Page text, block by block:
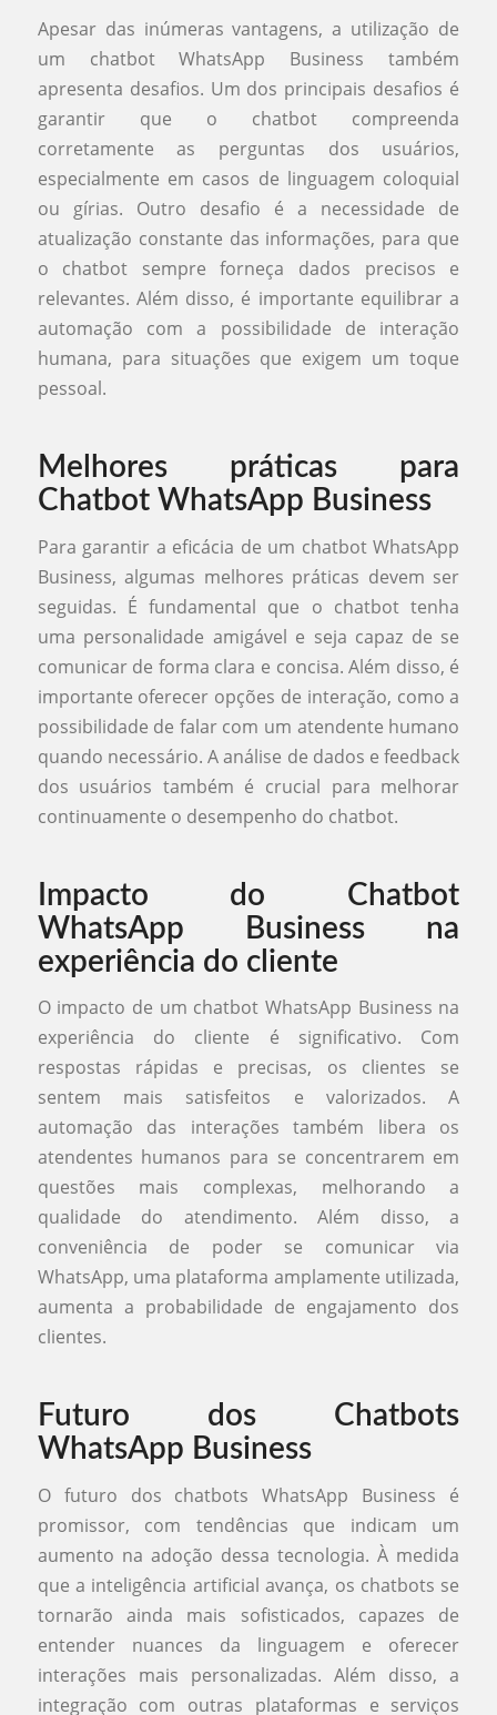
Apesar das inúmeras vantagens, a utilização de
um chatbot WhatsApp Business também
apresenta desafios. Um dos principais desafios é
garantir que o chatbot compreenda
corretamente as perguntas dos usuários,
especialmente em casos de linguagem coloquial
ou gírias. Outro desafio é a necessidade de
atualização constante das informações, para que
o chatbot sempre forneça dados precisos e
relevantes. Além disso, é importante equilibrar a
automação com a possibilidade de interação
humana, para situações que exigem um toque
pessoal.
Melhores práticas para
Chatbot WhatsApp Business
Para garantir a eficácia de um chatbot WhatsApp
Business, algumas melhores práticas devem ser
seguidas. É fundamental que o chatbot tenha
uma personalidade amigável e seja capaz de se
comunicar de forma clara e concisa. Além disso, é
importante oferecer opções de interação, como a
possibilidade de falar com um atendente humano
quando necessário. A análise de dados e feedback
dos usuários também é crucial para melhorar
continuamente o desempenho do chatbot.
Impacto do Chatbot
WhatsApp Business na
experiência do cliente
O impacto de um chatbot WhatsApp Business na
experiência do cliente é significativo. Com
respostas rápidas e precisas, os clientes se
sentem mais satisfeitos e valorizados. A
automação das interações também libera os
atendentes humanos para se concentrarem em
questões mais complexas, melhorando a
qualidade do atendimento. Além disso, a
conveniência de poder se comunicar via
WhatsApp, uma plataforma amplamente utilizada,
aumenta a probabilidade de engajamento dos
clientes.
Futuro dos Chatbots
WhatsApp Business
O futuro dos chatbots WhatsApp Business é
promissor, com tendências que indicam um
aumento na adoção dessa tecnologia. À medida
que a inteligência artificial avança, os chatbots se
tornarão ainda mais sofisticados, capazes de
entender nuances da linguagem e oferecer
interações mais personalizadas. Além disso, a
integração com outras plataformas e serviços